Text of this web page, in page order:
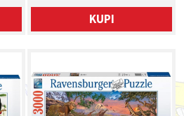
KUPI